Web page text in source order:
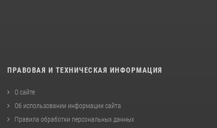
ПРАВОВАЯ И ТЕХНИЧЕСКАЯ ИНФОРМАЦИЯ
О сайте
Об использовании информации сайта
Правила обработки персональных данных